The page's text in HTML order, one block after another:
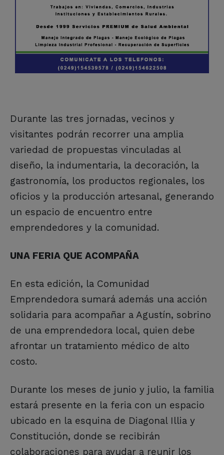
Durante las tres jornadas, vecinos y
visitantes podrán recorrer una amplia
variedad de propuestas vinculadas al
diseño, la indumentaria, la decoración, la
gastronomía, los productos regionales, los
oficios y la producción artesanal, generando
un espacio de encuentro entre
emprendedores y la comunidad.
UNA FERIA QUE ACOMPAÑA
En esta edición, la Comunidad
Emprendedora sumará además una acción
solidaria para acompañar a Agustín, sobrino
de una emprendedora local, quien debe
afrontar un tratamiento médico de alto
costo.
Durante los meses de junio y julio, la familia
estará presente en la feria con un espacio
ubicado en la esquina de Diagonal Illia y
Constitución, donde se recibirán
colaboraciones para ayudar a reunir los